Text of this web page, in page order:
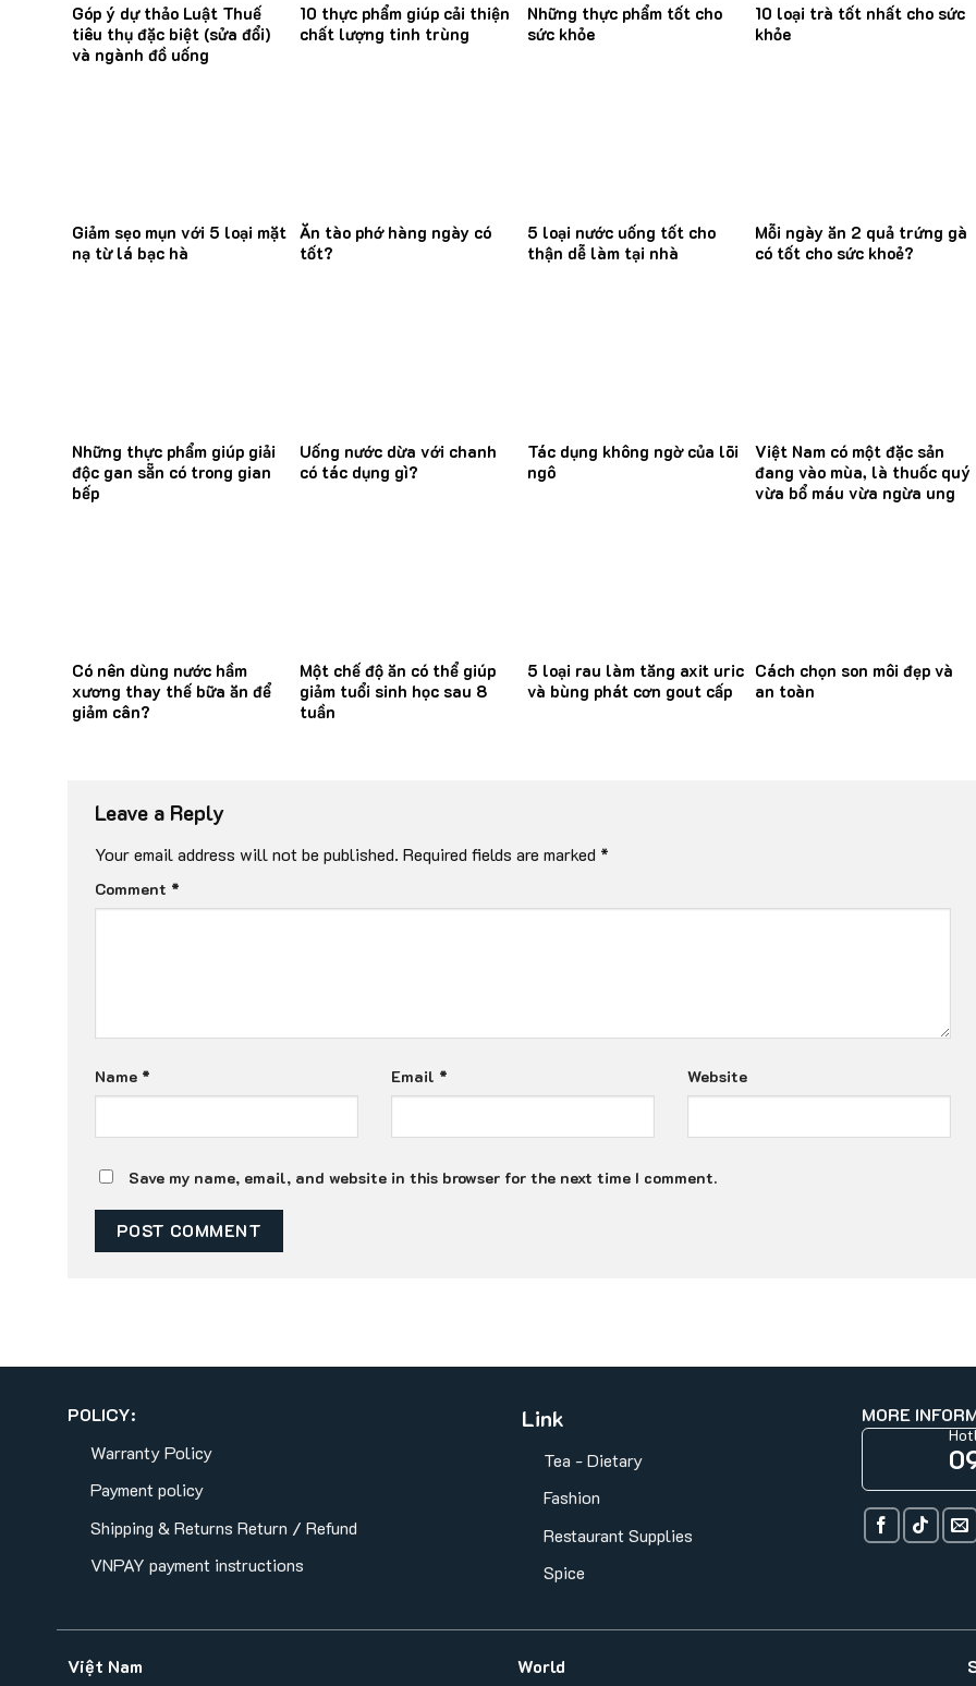
Góp ý dự thảo Luật Thuế
tiêu thụ đặc biệt (sửa đổi)
và ngành đồ uống
10 thực phẩm giúp cải thiện
chất lượng tinh trùng
Những thực phẩm tốt cho
sức khỏe
10 loại trà tốt nhất cho sức
khỏe
Giảm sẹo mụn với 5 loại mặt
nạ từ lá bạc hà
Ăn tào phớ hàng ngày có
tốt?
5 loại nước uống tốt cho
thận dễ làm tại nhà
Mỗi ngày ăn 2 quả trứng gà
có tốt cho sức khoẻ?
Những thực phẩm giúp giải
độc gan sẵn có trong gian
bếp
Uống nước dừa với chanh
có tác dụng gì?
Tác dụng không ngờ của lõi
ngô
Việt Nam có một đặc sản
đang vào mùa, là thuốc quý
vừa bổ máu vừa ngừa ung
Có nên dùng nước hầm
xương thay thế bữa ăn để
giảm cân?
Một chế độ ăn có thể giúp
giảm tuổi sinh học sau 8
tuần
5 loại rau làm tăng axit uric
và bùng phát cơn gout cấp
Cách chọn son môi đẹp và
an toàn
Leave a Reply
Your email address will not be published. Required fields are marked *
Comment *
Name * Email * Website
Save my name, email, and website in this browser for the next time I comment.
POLICY:
Warranty Policy
Payment policy
Shipping & Returns Return / Refund
VNPAY payment instructions
Link
Tea - Dietary
Fashion
Restaurant Supplies
Spice
MORE
Việt Nam
World